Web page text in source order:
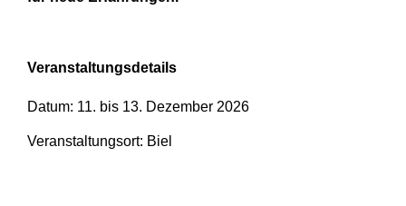
Veranstaltungsdetails
Datum: 11. bis 13. Dezember 2026
Veranstaltungsort: Biel